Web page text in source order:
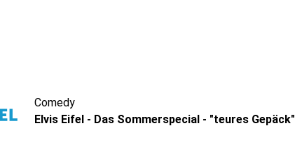
Comedy
Elvis Eifel - Das Sommerspecial - "teures Gepäck"